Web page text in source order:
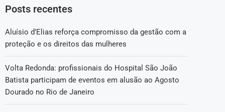
Posts recentes
Aluísio d’Elias reforça compromisso da gestão com a
proteção e os direitos das mulheres
Volta Redonda: profissionais do Hospital São João
Batista participam de eventos em alusão ao Agosto
Dourado no Rio de Janeiro